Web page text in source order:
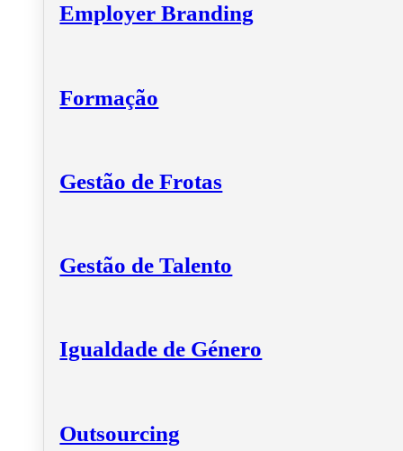
Employer Branding
Formação
Gestão de Frotas
Gestão de Talento
Igualdade de Género
Outsourcing